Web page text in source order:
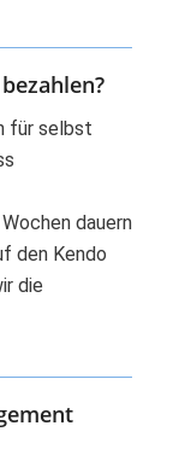
für selbst
dauern
den Kendo
die